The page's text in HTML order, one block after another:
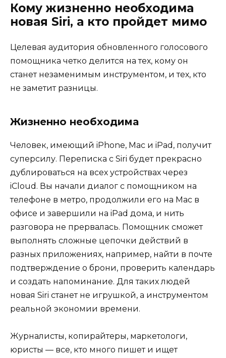
Кому жизненно необходима
новая Siri, а кто пройдет мимо
Целевая аудитория обновленного голосового
помощника четко делится на тех, кому он
станет незаменимым инструментом, и тех, кто
не заметит разницы.
Жизненно необходима
Человек, имеющий iPhone, Mac и iPad, получит
суперсилу. Переписка с Siri будет прекрасно
дублироваться на всех устройствах через
iCloud. Вы начали диалог с помощником на
телефоне в метро, продолжили его на Mac в
офисе и завершили на iPad дома, и нить
разговора не прервалась. Помощник сможет
выполнять сложные цепочки действий в
разных приложениях, например, найти в почте
подтверждение о брони, проверить календарь
и создать напоминание. Для таких людей
новая Siri станет не игрушкой, а инструментом
реальной экономии времени.
Журналисты, копирайтеры, маркетологи,
юристы — все, кто много пишет и ищет